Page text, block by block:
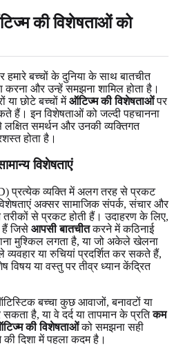
की विशेषताओं को
हमारे बच्चों के दुनिया के साथ बातचीत
करना और उन्हें समझना शामिल होता है।
या छोटे बच्चों मेंऑटिज्म की विशेषताओंपर
हैं। इन विशेषताओं को जल्दी पहचानना
समर्थन और उनकी व्यक्तिगत
होता है।
विशेषताएं
प्रत्येक व्यक्ति में अलग तरह से प्रकट
अक्सर सामाजिक संपर्क, संचार और
तरीकों से प्रकट होती हैं। उदाहरण के लिए,
जिसे आपसी बातचीतकरने में कठिनाई
मुश्किल लगता है, या जो अकेले खेलना
या रुचियां प्रदर्शित कर सकते हैं,
या वस्तु पर तीव्र ध्यान केंद्रित
बच्चा कुछ आवाजों, बनावटों या
सकता है, या वे दर्द या तापमान के प्रतिकम
की विशेषताओंको समझना सही
दिशा में पहला कदम है।